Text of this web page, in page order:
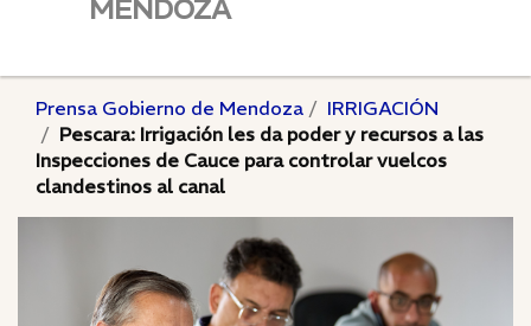
MENDOZA
Prensa Gobierno de Mendoza
IRRIGACIÓN
Pescara: Irrigación les da poder y recursos a las
Inspecciones de Cauce para controlar vuelcos
clandestinos al canal